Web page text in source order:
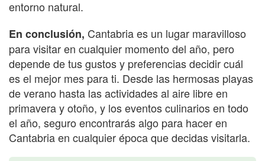
entorno natural.
En conclusión, Cantabria es un lugar maravilloso
para visitar en cualquier momento del año, pero
depende de tus gustos y preferencias decidir cuál
es el mejor mes para ti. Desde las hermosas playas
de verano hasta las actividades al aire libre en
primavera y otoño, y los eventos culinarios en todo
el año, seguro encontrarás algo para hacer en
Cantabria en cualquier época que decidas visitarla.